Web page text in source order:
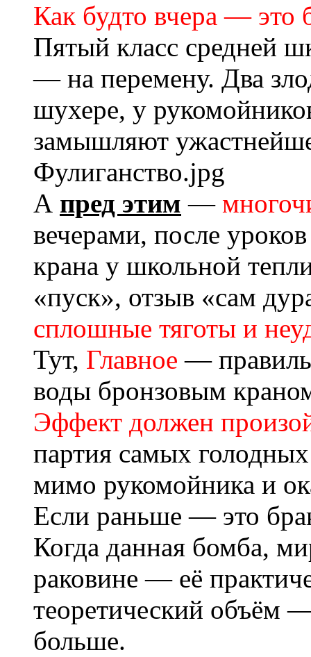
Как будто вчера — это
Пятый класс средней
— на перемену. Два
шухере, у
замышляют
Фулиганство.jpg
А пред этим —
вечерами, после
крана у школьной
«пуск», отзыв «сам
сплошные тяготы и
Тут, Главное —
воды бронзовым
Эффект должен
партия самых
мимо рукомойника и
Если раньше — это
Когда данная бомба,
раковине — её
теоретический объём
больше.